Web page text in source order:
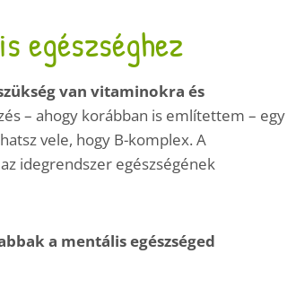
egészséghez
van vitaminokra és
– ahogy korábban is említettem –
vele, hogy B-komplex. A
idegrendszer egészségének
a mentális egészséged